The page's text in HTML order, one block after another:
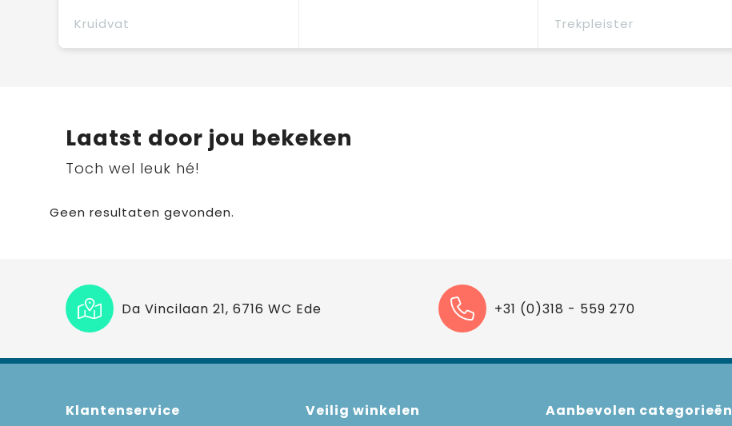
Kruidvat
Trekpleister
Laatst door jou bekeken
Toch wel leuk hé!
Geen resultaten gevonden.
Da Vincilaan 21, 6716 WC Ede +31 (0)318 - 559 270
Klantenservice Veilig winkelen Aanbevolen categorieën